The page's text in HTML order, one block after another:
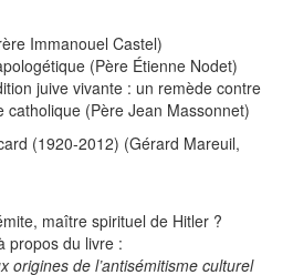
Immanouel Castel)
(Père Étienne Nodet)
juive vivante : un remède contre
catholique (Père Jean Massonnet)
(1920-2012) (Gérard Mareuil,
maître spirituel de Hitler ?
propos du livre :
origines de l’antisémitisme culturel